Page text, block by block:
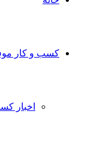
کسب و کار
اخبار